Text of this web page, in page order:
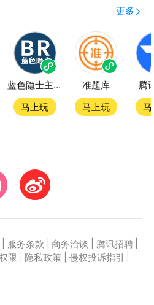
更多
蓝色隐士主题站
马上玩
准题库
马上玩
腾
服务条款 商务洽谈 腾讯招聘
限 隐私政策 侵权投诉指引